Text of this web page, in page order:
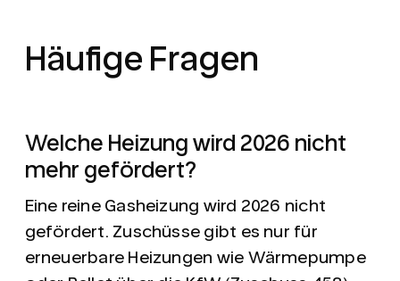
Häufige Fragen
Welche Heizung wird 2026 nicht
mehr gefördert?
Eine reine Gasheizung wird 2026 nicht
gefördert. Zuschüsse gibt es nur für
erneuerbare Heizungen wie Wärmepumpe